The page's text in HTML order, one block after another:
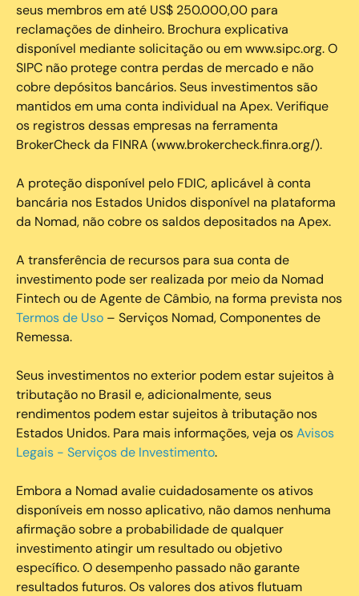
seus membros em até US$ 250.000,00 para
reclamações de dinheiro. Brochura explicativa
disponível mediante solicitação ou em www.sipc.org. O
SIPC não protege contra perdas de mercado e não
cobre depósitos bancários. Seus investimentos são
mantidos em uma conta individual na Apex. Verifique
os registros dessas empresas na ferramenta
BrokerCheck da FINRA (www.brokercheck.finra.org/).
A proteção disponível pelo FDIC, aplicável à conta
bancária nos Estados Unidos disponível na plataforma
da Nomad, não cobre os saldos depositados na Apex.
A transferência de recursos para sua conta de
investimento pode ser realizada por meio da Nomad
Fintech ou de Agente de Câmbio, na forma prevista nos
Termos de Uso – Serviços Nomad, Componentes de
Remessa.
Seus investimentos no exterior podem estar sujeitos à
tributação no Brasil e, adicionalmente, seus
rendimentos podem estar sujeitos à tributação nos
Estados Unidos. Para mais informações, veja osAvisos
Legais - Serviços de Investimento.
Embora a Nomad avalie cuidadosamente os ativos
disponíveis em nosso aplicativo, não damos nenhuma
afirmação sobre a probabilidade de qualquer
investimento atingir um resultado ou objetivo
específico. O desempenho passado não garante
resultados futuros. Os valores dos ativos flutuam